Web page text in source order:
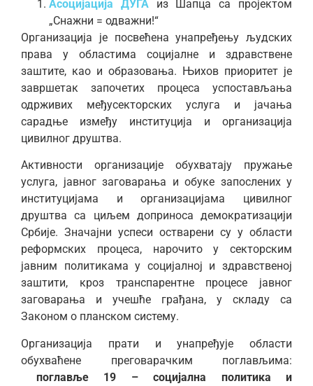
Асоцијација ДУГА
из Шапца са пројектом
„Снажни = одважни!“
Организација је посвећена унапређењу људских
права у областима социјалне и здравствене
заштите, као и образовања. Њихов приоритет је
завршетак започетих процеса успостављања
одрживих међусекторских услуга и јачања
сарадње између институција и организација
цивилног друштва.
Активности организације обухватају пружање
услуга, јавног заговарања и обуке запослених у
институцијама и организацијама цивилног
друштва са циљем доприноса демократизацији
Србије. Значајни успеси остварени су у области
реформских процеса, нарочито у секторским
јавним политикама у социјалној и здравственој
заштити, кроз транспарентне процесе јавног
заговарања и учешће грађана, у складу са
Законом о планском систему.
Организација прати и унапређује области
обухваћене преговарачким поглављима:
поглавље 19 – социјална политика и